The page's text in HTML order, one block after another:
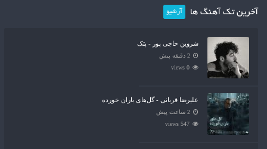
آخرین تک آهنگ ها آرشیو
شروین حاجی پور - پتک
2 دقیقه پیش
0 views
علیرضا قربانی - گل‌های باران خورده
2 ساعت پیش
547 views